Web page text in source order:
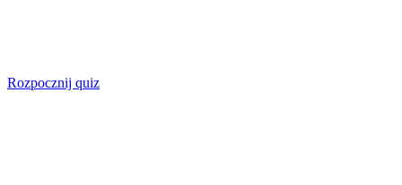
Rozpocznij quiz